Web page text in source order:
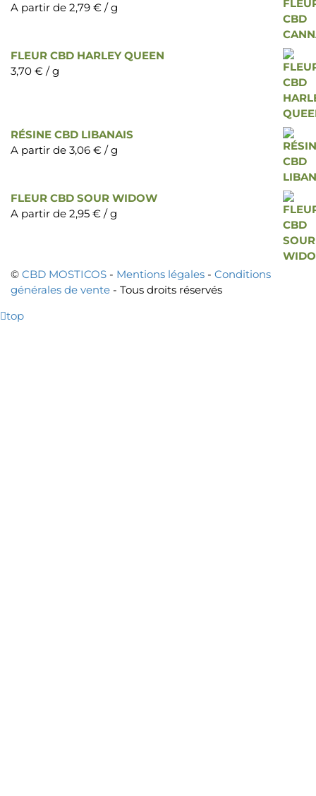
A partir de 2,79 € / g
FLEUR CBD HARLEY QUEEN
3,70 € / g
RÉSINE CBD LIBANAIS
A partir de 3,06 € / g
FLEUR CBD SOUR WIDOW
A partir de 2,95 € / g
© CBD MOSTICOS - Mentions légales - Conditions
générales de vente - Tous droits réservés
top